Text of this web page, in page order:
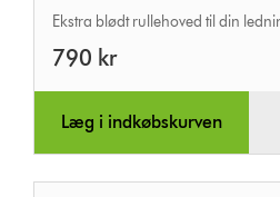
Ekstra blødt rullehoved til din
790 kr
Læg i indkøbskurven